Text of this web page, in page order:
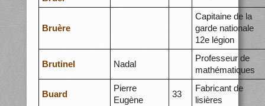
Bruère
Capitaine de la
garde nationale
12e légion
Brutinel Nadal
Professeur de
mathématiques
Buard
Pierre
Eugène
33
Fabricant de
lisières